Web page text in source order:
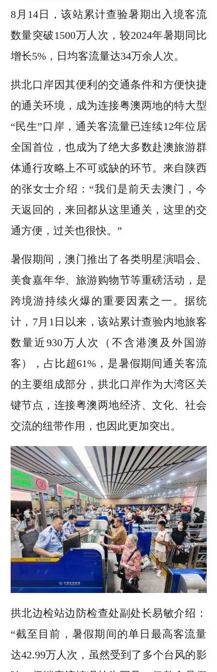
8月14日，该站累计查验暑期出入境客流
数量突破1500万人次，较2024年暑期同比
增长5%，日均客流量达34万余人次。
拱北口岸因其便利的交通条件和方便快捷
的通关环境，成为连接粤澳两地的特大型
“民生”口岸，通关客流量已连续12年位居
全国首位，也成为了绝大多数赴澳旅游群
体通行攻略上不可或缺的环节。来自陕西
的张女士介绍：“我们是前天去澳门，今
天返回的，来回都从这里通关，这里的交
通方便，过关也很快。”
暑假期间，澳门推出了各类明星演唱会、
美食嘉年华、旅游购物节等重磅活动，是
跨境游持续火爆的重要因素之一。据统
计，7月1日以来，该站累计查验内地旅客
数量近930万人次（不含港澳及外国游
客），占比超61%，是暑假期间通关客流
的主要组成部分，拱北口岸作为大湾区关
键节点，连接粤澳两地经济、文化、社会
交流的纽带作用，也因此更加突出。
拱北边检站边防检查处副处长易敏介绍：
“截至目前，暑假期间的单日最高客流量
达42.99万人次，虽然受到了多个台风的影